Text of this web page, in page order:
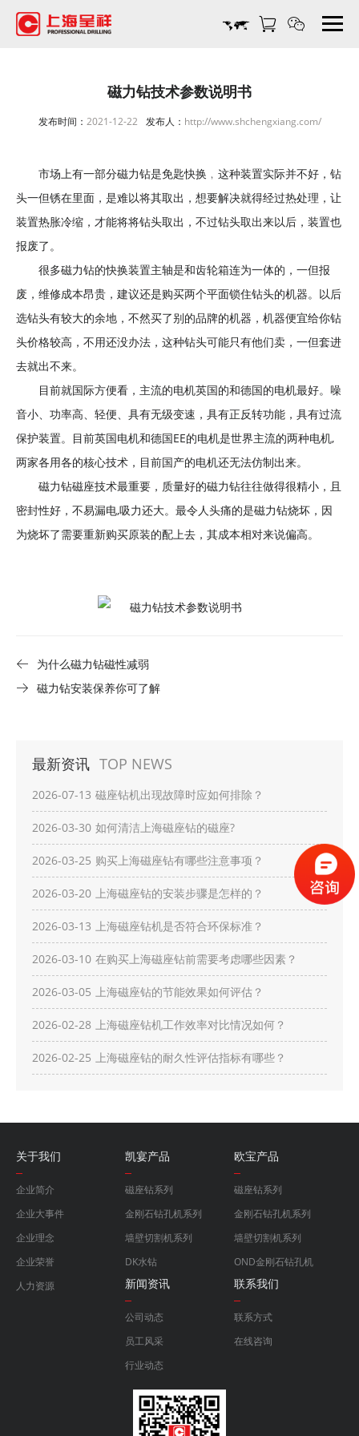
磁力钻技术参数说明书
发布时间： 2021-12-22 发布人： http://www.shchengxiang.com/
市场上有一部分磁力钻是免匙快换﹐这种装置实际并不好，钻
头一但锈在里面，是难以将其取出，想要解决就得经过热处理，让
装置热胀冷缩，才能将将钻头取出，不过钻头取出来以后，装置也
报废了。
很多磁力钻的快换装置主轴是和齿轮箱连为一体的，一但报
废，维修成本昂贵，建议还是购买两个平面锁住钻头的机器。以后
选钻头有较大的余地，不然买了别的品牌的机器，机器便宜给你钻
头价格较高，不用还没办法，这种钻头可能只有他们卖，一但套进
去就出不来。
目前就国际方便看，主流的电机英国的和德国的电机最好。噪
音小、功率高、轻便、具有无级变速，具有正反转功能，具有过流
保护装置。目前英国电机和德国EE的电机是世界主流的两种电机,
两家各用各的核心技术，目前国产的电机还无法仿制出来。
磁力钻磁座技术最重要，质量好的磁力钻往往做得很精小，且
密封性好，不易漏电,吸力还大。最令人头痛的是磁力钻烧坏，因
为烧坏了需要重新购买原装的配上去，其成本相对来说偏高。
为什么磁力钻磁性减弱
磁力钻安装保养你可了解
最新资讯 TOP NEWS
2026-07-13 磁座钻机出现故障时应如何排除？
2026-03-30 如何清洁上海磁座钻的磁座?
2026-03-25 购买上海磁座钻有哪些注意事项？
2026-03-20 上海磁座钻的安装步骤是怎样的？
2026-03-13 上海磁座钻机是否符合环保标准？
2026-03-10 在购买上海磁座钻前需要考虑哪些因素？
2026-03-05 上海磁座钻的节能效果如何评估？
2026-02-28 上海磁座钻机工作效率对比情况如何？
2026-02-25 上海磁座钻的耐久性评估指标有哪些？
关于我们
企业简介
企业大事件
企业理念
企业荣誉
人力资源
凯宴产品
磁座钻系列
金刚石钻孔机系列
墙壁切割机系列
DK水钻
欧宝产品
磁座钻系列
金刚石钻孔机系列
墙壁切割机系列
OND金刚石钻孔机
新闻资讯
公司动态
员工风采
行业动态
联系我们
联系方式
在线咨询